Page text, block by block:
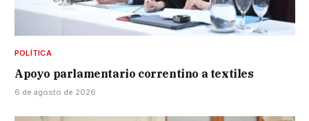
POLÍTICA
Apoyo parlamentario correntino a textiles
6 de agosto de 2026